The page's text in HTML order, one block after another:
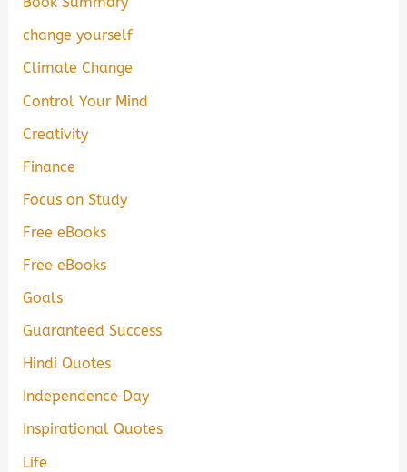
change yourself
Climate Change
Control Your Mind
Creativity
Finance
Focus on Study
Free eBooks
Free eBooks
Goals
Guaranteed Success
Hindi Quotes
Independence Day
Inspirational Quotes
Life